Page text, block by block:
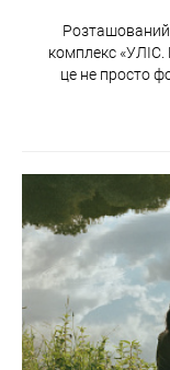
Розташований
комплекс
це не просто